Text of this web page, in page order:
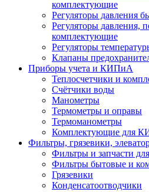
комплектующие
Регуляторы давления
Регуляторы давления,
комплектующие
Регуляторы
Клапаны
Приборы учета и КИПиА
Теплосчетчики и
Счётчики воды
Манометры
Термометры и оправы
Термоманометры
Комплектующие для
Фильтры, грязевики,
Фильтры и запчасти
Фильтры бытовые и
Грязевики
Конденсатоотводчики